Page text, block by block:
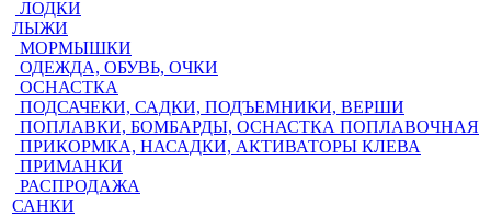
ЛОДКИ
ЛЫЖИ
МОРМЫШКИ
ОДЕЖДА, ОБУВЬ, ОЧКИ
ОСНАСТКА
ПОДСАЧЕКИ, САДКИ, ПОДЪЕМНИКИ, ВЕРШИ
ПОПЛАВКИ, БОМБАРДЫ, ОСНАСТКА ПОПЛАВОЧНАЯ
ПРИКОРМКА, НАСАДКИ, АКТИВАТОРЫ КЛЕВА
ПРИМАНКИ
РАСПРОДАЖА
САНКИ